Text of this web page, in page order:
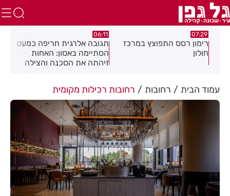
07:29
רימון רסס התפוצץ במרכז
חולון
06:11
תגובה אלרגית חריפה כמעט
הסתיימה באסון: האחות
זיהתה את הסכנה והצילה
עמוד הבית רחובות רחובות רכילות מקומית